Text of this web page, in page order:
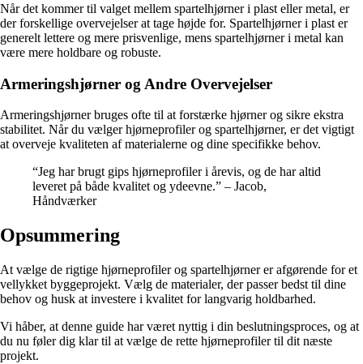
Når det kommer til valget mellem spartelhjørner i plast eller metal, er
der forskellige overvejelser at tage højde for. Spartelhjørner i plast er
generelt lettere og mere prisvenlige, mens spartelhjørner i metal kan
være mere holdbare og robuste.
Armeringshjørner og Andre Overvejelser
Armeringshjørner bruges ofte til at forstærke hjørner og sikre ekstra
stabilitet. Når du vælger hjørneprofiler og spartelhjørner, er det vigtigt
at overveje kvaliteten af materialerne og dine specifikke behov.
“Jeg har brugt gips hjørneprofiler i årevis, og de har altid
leveret på både kvalitet og ydeevne.” – Jacob,
Håndværker
Opsummering
At vælge de rigtige hjørneprofiler og spartelhjørner er afgørende for et
vellykket byggeprojekt. Vælg de materialer, der passer bedst til dine
behov og husk at investere i kvalitet for langvarig holdbarhed.
Vi håber, at denne guide har været nyttig i din beslutningsproces, og at
du nu føler dig klar til at vælge de rette hjørneprofiler til dit næste
projekt.